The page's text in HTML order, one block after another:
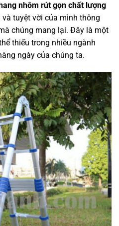
nhôm rút gọn chất lượng
tuyệt vời của mình thông
chúng mang lại. Đây là một
thiếu trong nhiều ngành
ngày của chúng ta.